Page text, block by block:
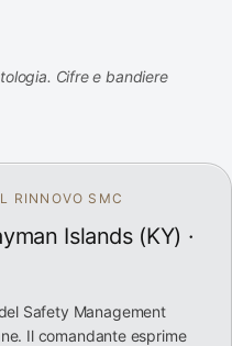
Cifre e bandiere
RINNOVO SMC
Islands (KY) ·
Safety Management
Il comandante esprime